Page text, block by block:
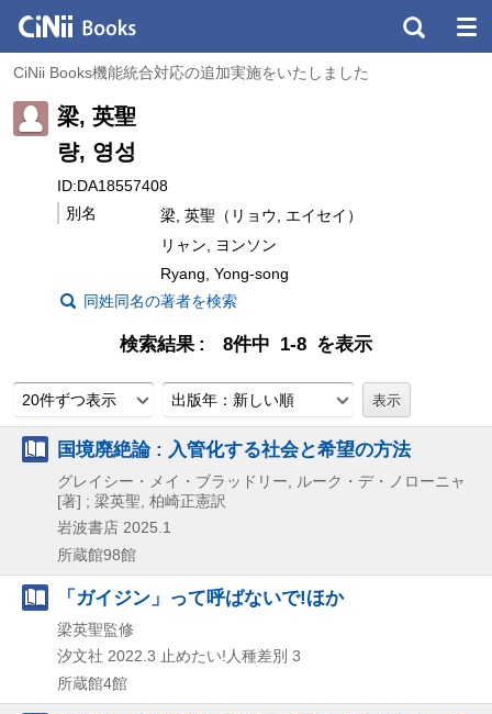
CiNii Books機能統合対応の追加実施をいたしました
梁, 英聖
량, 영성
ID:DA18557408
別名
梁, 英聖（リョウ, エイセイ）
リャン, ヨンソン
Ryang, Yong-song
同姓同名の著者を検索
検索結果 8件中 1-8 を表示
20件ずつ表示 出版年：新しい順
国境廃絶論 : 入管化する社会と希望の方法
グレイシー・メイ・ブラッドリー, ルーク・デ・ノローニャ
[著] ; 梁英聖, 柏崎正憲訳
岩波書店 2025.1
所蔵館98館
「ガイジン」って呼ばないで!ほか
梁英聖監修
汐文社 2022.3 止めたい!人種差別 3
所蔵館4館